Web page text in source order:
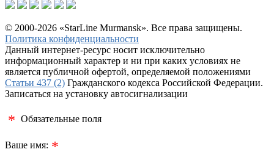
© 2000-2026 «StarLine Murmansk». Все права защищены.
Политика конфиденциальности
Данный интернет-ресурс носит исключительно
информационный характер и ни при каких условиях не
является публичной офертой, определяемой положениями
Статьи 437 (2) Гражданского кодекса Российской Федерации.
Записаться на установку автосигнализации
* Обязательные поля
Ваше имя: *